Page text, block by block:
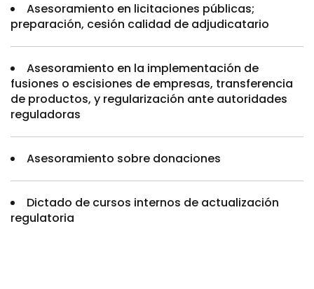
Asesoramiento en licitaciones públicas;
preparación, cesión calidad de adjudicatario
Asesoramiento en la implementación de
fusiones o escisiones de empresas, transferencia
de productos, y regularización ante autoridades
reguladoras
Asesoramiento sobre donaciones
Dictado de cursos internos de actualización
regulatoria